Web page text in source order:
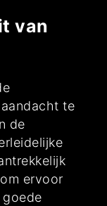
van
te
de
ervoor